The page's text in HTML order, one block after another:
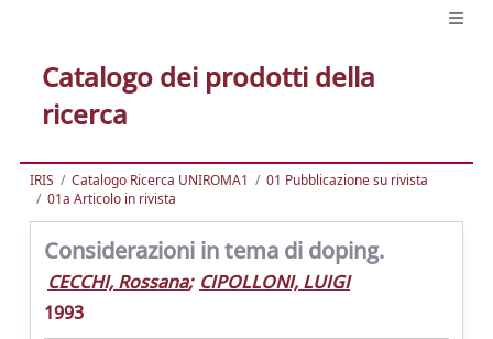
Catalogo dei prodotti della
ricerca
IRIS Catalogo Ricerca UNIROMA1
01 Pubblicazione su rivista
01a Articolo in rivista
Considerazioni in tema di doping.
CECCHI, Rossana; CIPOLLONI, LUIGI
1993